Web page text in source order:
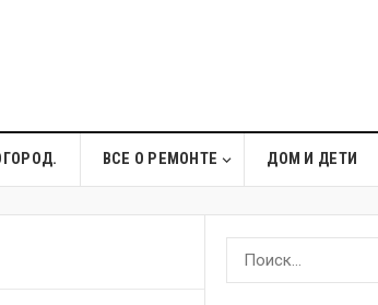
ВСЕ О РЕМОНТЕ ДОМ И ДЕТИ
Найти: